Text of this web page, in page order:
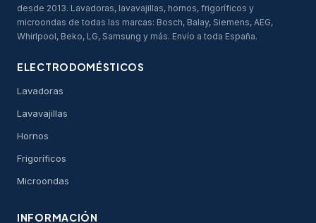
desde 2013. Lavadoras, lavavajillas, hornos, frigoríficos y
microondas de todas las marcas: Bosch, Balay, Siemens, AEG,
Whirlpool, Beko, LG, Samsung y más. Envío a toda España.
ELECTRODOMÉSTICOS
Lavadoras
Lavavajillas
Hornos
Frigoríficos
Microondas
INFORMACIÓN